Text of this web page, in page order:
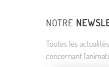
NOTRE
Toutes les
concernant